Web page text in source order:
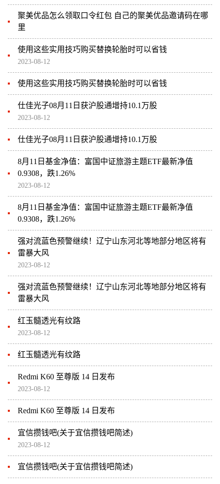
聚美优品怎么领取口令红包 自己的聚美优品邀请码在哪
里
使用这些实用技巧购买替换轮胎时可以省钱
2023-08-12
使用这些实用技巧购买替换轮胎时可以省钱
仕佳光子08月11日获沪股通增持10.1万股
2023-08-12
仕佳光子08月11日获沪股通增持10.1万股
8月11日基金净值：富国中证旅游主题ETF最新净值
0.9308，跌1.26%
2023-08-12
8月11日基金净值：富国中证旅游主题ETF最新净值
0.9308，跌1.26%
强对流蓝色预警继续！辽宁山东河北等地部分地区将有
雷暴大风
2023-08-12
强对流蓝色预警继续！辽宁山东河北等地部分地区将有
雷暴大风
红玉髓透光有纹路
2023-08-12
红玉髓透光有纹路
Redmi K60 至尊版 14 日发布
2023-08-12
Redmi K60 至尊版 14 日发布
宜信攒钱吧(关于宜信攒钱吧简述)
2023-08-12
宜信攒钱吧(关于宜信攒钱吧简述)